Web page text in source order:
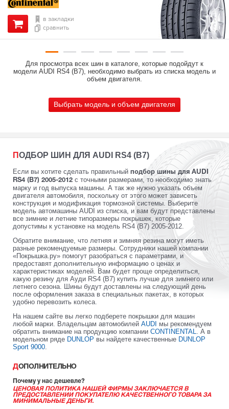
в закладки
сравнить
Для просмотра всех шин в каталоге, которые подойдут к
модели AUDI RS4 (B7), необходимо выбрать из списка модель и
объем двигателя.
Выбрать модель и объем двигателя
ПОДБОР ШИН ДЛЯ AUDI RS4 (B7)
Если вы хотите сделать правильный подбор шины для AUDI
RS4 (B7) 2005-2012 с точными размерами, то необходимо знать
марку и год выпуска машины. А так же нужно указать объем
двигателя автомобиля, поскольку от этого может зависеть
конструкция и модификация тормозной системы. Выберите
модель автомашины AUDI из списка, и вам будут представлены
все зимние и летние типоразмеры покрышек, которые
допустимы к установке на модель RS4 (B7) 2005-2012.
Обратите внимание, что летняя и зимняя резина могут иметь
разные рекомендуемые размеры. Сотрудники нашей компании
«Покрышка.ру» помогут разобраться с параметрами, и
предоставят дополнительную информацию о ценах и
характеристиках моделей. Вам будет проще определиться,
какую резину для Ауди RS4 (B7) купить лучше для зимнего или
летнего сезона. Шины будут доставлены на следующий день
после оформления заказа в специальных пакетах, в которых
удобно перевозить колеса.
На нашем сайте вы легко подберете покрышки для машин
любой марки. Владельцам автомобилей AUDI мы рекомендуем
обратить внимание на продукцию компании CONTINENTAL
. А в
модельном ряде DUNLOP вы найдете качественные DUNLOP
Sport 9000
ДОПОЛНИТЕЛЬНО
Почему у нас дешевле?
ЦЕНОВАЯ ПОЛИТИКА НАШЕЙ ФИРМЫ ЗАКЛЮЧАЕТСЯ В
ПРЕДОСТАВЛЕНИИ ПОКУПАТЕЛЮ КАЧЕСТВЕННОГО ТОВАРА ЗА
МИНИМАЛЬНЫЕ ДЕНЬГИ.